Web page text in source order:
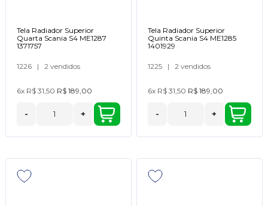
Tela Radiador Superior
Quarta Scania S4 ME1287
1371757
1226 | 2 vendidos
6x R$ 31,50 R$ 189,00
- +
Tela Radiador Superior
Quinta Scania S4 ME1285
1401929
1225 | 2 vendidos
6x R$ 31,50 R$ 189,00
- +